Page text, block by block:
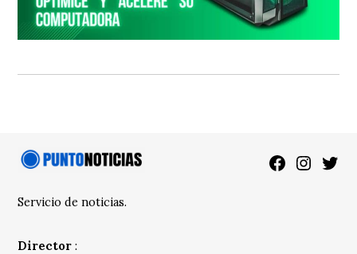
Facebook
Servicio de noticias.
Director :